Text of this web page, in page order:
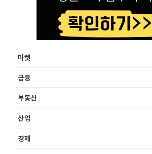
마켓
금융
부동산
산업
경제